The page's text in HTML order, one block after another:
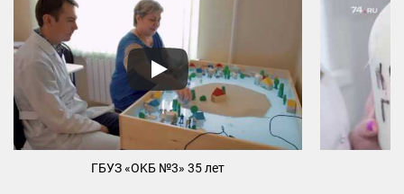
ГБУЗ «ОKБ №3» 35 лет